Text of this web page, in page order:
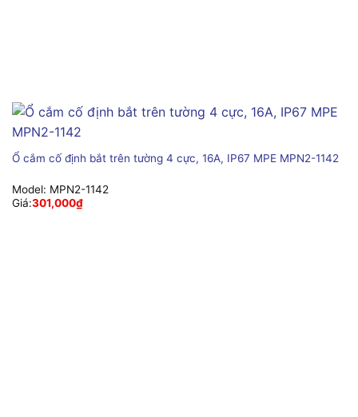
Ổ cắm cố định bắt trên tường 4 cực, 16A, IP67 MPE MPN2-1142
Model: MPN2-1142
Giá:301,000₫